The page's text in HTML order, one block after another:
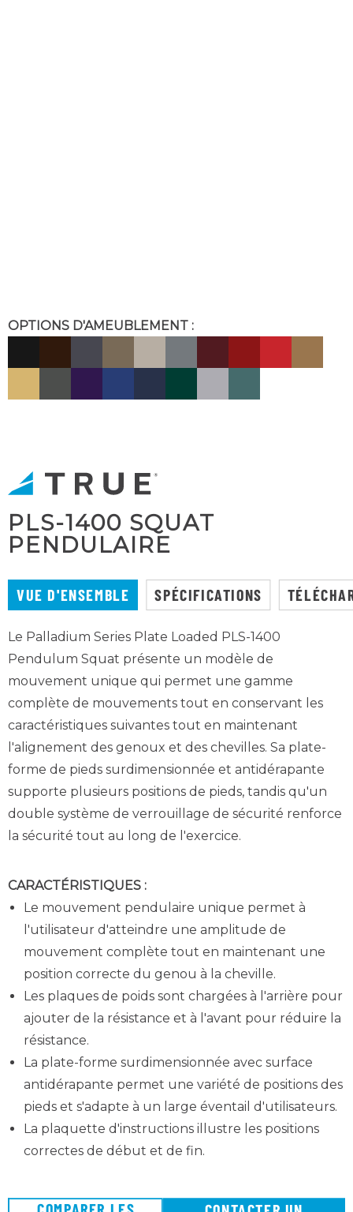
OPTIONS D'AMEUBLEMENT :
PLS-1400 SQUAT
PENDULAIRE
VUE D'ENSEMBLE SPÉCIFICATIONS
Le Palladium Series Plate Loaded PLS-1400
Pendulum Squat présente un modèle de
mouvement unique qui permet une gamme
complète de mouvements tout en conservant les
caractéristiques suivantes tout en maintenant
l'alignement des genoux et des chevilles. Sa plate-
forme de pieds surdimensionnée et antidérapante
supporte plusieurs positions de pieds, tandis qu'un
double système de verrouillage de sécurité renforce
la sécurité tout au long de l'exercice.
CARACTÉRISTIQUES :
Le mouvement pendulaire unique permet à
l'utilisateur d'atteindre une amplitude de
mouvement complète tout en maintenant une
position correcte du genou à la cheville.
Les plaques de poids sont chargées à l'arrière pour
ajouter de la résistance et à l'avant pour réduire la
résistance.
La plate-forme surdimensionnée avec surface
antidérapante permet une variété de positions des
pieds et s'adapte à un large éventail d'utilisateurs.
La plaquette d'instructions illustre les positions
correctes de début et de fin.